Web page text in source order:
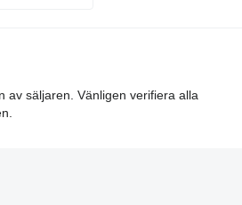
av säljaren. Vänligen verifiera alla